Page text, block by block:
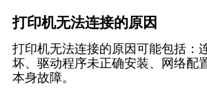
打印机无法连接的原因
打印机无法连接的原因可能包括：
坏、驱动程序未正确安装、网络配
本身故障。